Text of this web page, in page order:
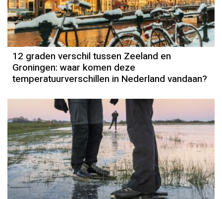
12 graden verschil tussen Zeeland en
Groningen: waar komen deze
temperatuurverschillen in Nederland vandaan?
Het weer
Grieta Spannenburg